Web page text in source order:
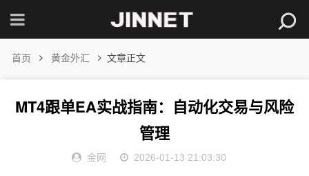
首页 黄金外汇 文章正文
MT4跟单EA实战指南：自动化交易与风险
管理
金网 2026-01-13 21:03:30